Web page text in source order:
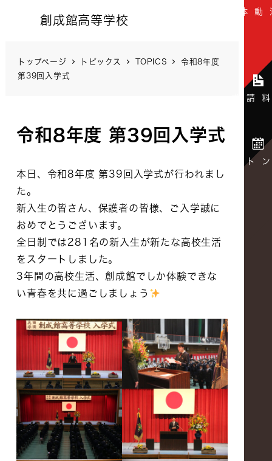
創成館高等学校
トップページ トピックス TOPICS
令和8年度
第39回入学式
令和8年度 第39回入学式
本日、令和8年度 第39回入学式が行われまし
た。
新入生の皆さん、保護者の皆様、ご入学誠に
おめでとうございます。
全日制では281名の新入生が新たな高校生活
をスタートしました。
3年間の高校生活、創成館でしか体験できな
い青春を共に過ごしましょう